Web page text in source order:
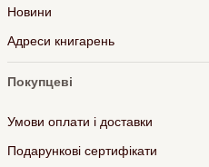
Новини
Адреси книгарень
Покупцеві
Умови оплати і доставки
Подарункові сертифікати